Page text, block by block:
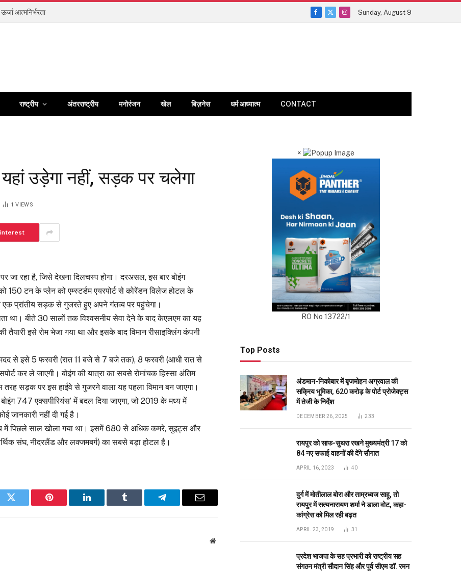
आत्मनिर्भरता
Facebook
X
Instagram
Sunday, August 9
राष्ट्रीय अंतरराष्ट्रीय मनोरंजन खेल बिज़नेस धर्म आध्यात्म CONTACT
उड़ेगा नहीं, सड़क पर चलेगा
1VIEWS
जा रहा है, जिसे देखना दिलचस्प होगा। दरअसल, इस बार बोइंग
150 टन के प्लेन को एम्स्टर्डम एयरपोर्ट से कोरेंडन विलेज होटल के
प्रांतीय सड़क से गुजरते हुए अपने गंतव्य पर पहुंचेगा।
था। बीते 30 सालों तक विश्वसनीय सेवा देने के बाद केएलएम का यह
इसे रोम भेजा गया था और इसके बाद विमान रीसाइक्लिंग कंपनी
से इसे 5 फरवरी (रात 11 बजे से 7 बजे तक), 8 फरवरी (आधी रात से
कर ले जाएगी। बोइंग की यात्रा का सबसे रोमांचक हिस्सा अंतिम
सड़क पर इस हाईवे से गुजरने वाला यह पहला विमान बन जाएगा।
747 एक्सपीरियंस’ में बदल दिया जाएगा, जो 2019 के मध्य में
जानकारी नहीं दी गई है।
में पिछले साल खोला गया था। इसमें 680 से अधिक कमरे, सुइट्स और
संघ, नीदरलैंड और लक्जमबर्ग) का सबसे बड़ा होटल है।
Twitter Pinterest LinkedIn Tumblr Telegram Email
Website
×
RO No 13722/1
Top Posts
अंडमान-निकोबार में बृजमोहन अग्रवाल की
सक्रिय भूमिका, 620 करोड़ के पोर्ट प्रोजेक्ट्स
में तेजी के निर्देश
DECEMBER 26, 2025 233
रायपुर को साफ-सुथरा रखने मुख्यमंत्री 17 को
84 नए सफाई वाहनों की देंगे सौगात
APRIL 16, 2023 40
दुर्ग में मोतीलाल बोरा और ताम्रध्वज साहू, तो
रायपुर में सत्यनारायण शर्मा ने डाला वोट, कहा-
कांग्रेस को मिल रही बढ़त
APRIL 23, 2019 31
प्रदेश भाजपा के सह प्रभारी को राष्ट्रीय सह
संगठन मंत्री सौदान सिंह और पूर्व सीएम डॉ. रमन